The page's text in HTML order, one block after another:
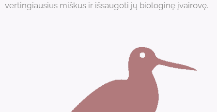
vertingiausius miškus ir išsaugoti jų biologinę įvairovę.